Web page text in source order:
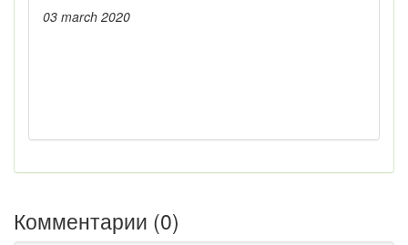
03 march 2020
Комментарии (0)